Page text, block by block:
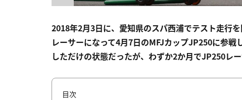
2018年2月3日に、愛知県のスパ西浦でテスト走行
レーサーになって4月7日のMFJカップJP250に参
しただけの状態だったが、わずか2か月でJP250レ
目次